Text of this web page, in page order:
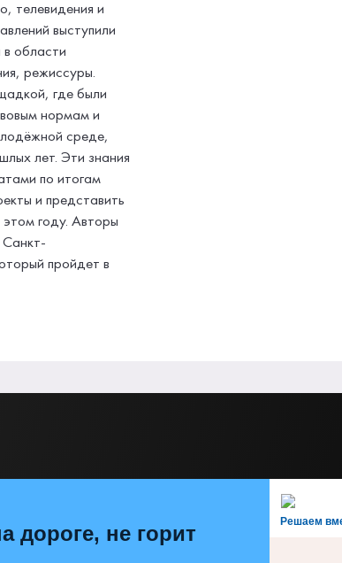
телевидения и
выступили
области
режиссуры.
где были
нормам и
среде,
лет. Эти знания
по итогам
и представить
этом году. Авторы
пройдет в
Решаем
дороге, не горит